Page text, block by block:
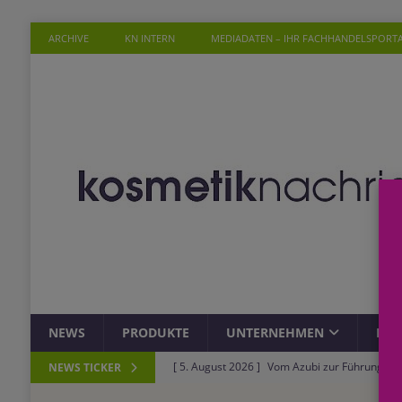
ARCHIVE KN INTERN MEDIADATEN – IHR
NEWS PRODUKTE UNTERNEHMEN
NEWS TICKER [ 5. August 2026 ] Vom Azubi zur
ROSSMANN und Viva